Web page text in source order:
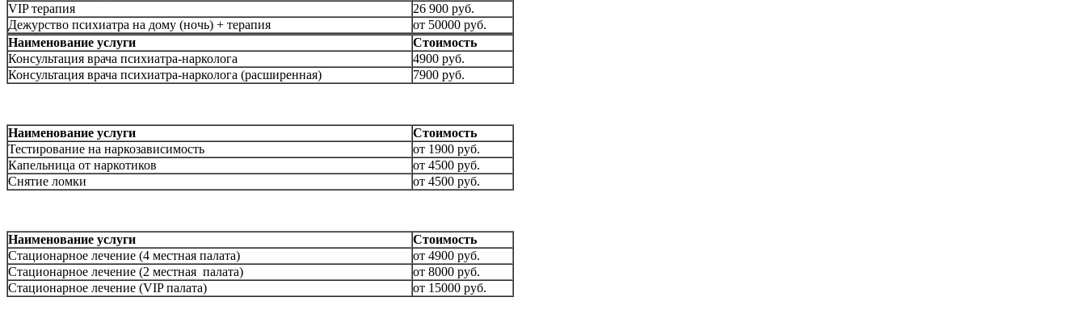
VIP терапия
26 900 руб.
Дежурство психиатра на дому (ночь) + терапия
от 50000 руб.
Наименование услуги
Стоимость
Консультация врача психиатра-нарколога
4900 руб.
Консультация врача психиатра-нарколога (расширенная)
7900 руб.
Наименование услуги
Стоимость
Тестирование на наркозависимость
от 1900 руб.
Капельница от наркотиков
от 4500 руб.
Снятие ломки
от 4500 руб.
Наименование услуги
Стоимость
Стационарное лечение (4 местная палата)
от 4900 руб.
Стационарное лечение (2 местная палата)
от 8000 руб.
Стационарное лечение (VIP палата)
от 15000 руб.